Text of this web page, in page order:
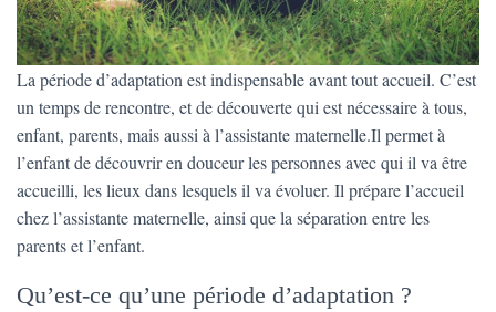
La période d’adaptation est indispensable avant tout accueil. C’est
un temps de rencontre, et de découverte qui est nécessaire à tous,
enfant, parents, mais aussi à l’assistante maternelle.Il permet à
l’enfant de découvrir en douceur les personnes avec qui il va être
accueilli, les lieux dans lesquels il va évoluer. Il prépare l’accueil
chez l’assistante maternelle, ainsi que la séparation entre les
parents et l’enfant.
Qu’est-ce qu’une période d’adaptation ?